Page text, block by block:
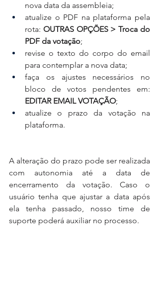
nova data da assembleia;
atualize o PDF na plataforma pela
rota: OUTRAS OPÇÕES > Troca do
PDF da votação;
revise o texto do corpo do email
para contemplar a nova data;
faça os ajustes necessários no
EDITAR EMAIL VOTAÇÃO;
atualize o prazo da votação na
plataforma.
A alteração do prazo pode ser realizada
com autonomia até a data de
encerramento da votação. Caso o
usuário tenha que ajustar a data após
ela tenha passado, nosso time de
suporte poderá auxiliar no processo.